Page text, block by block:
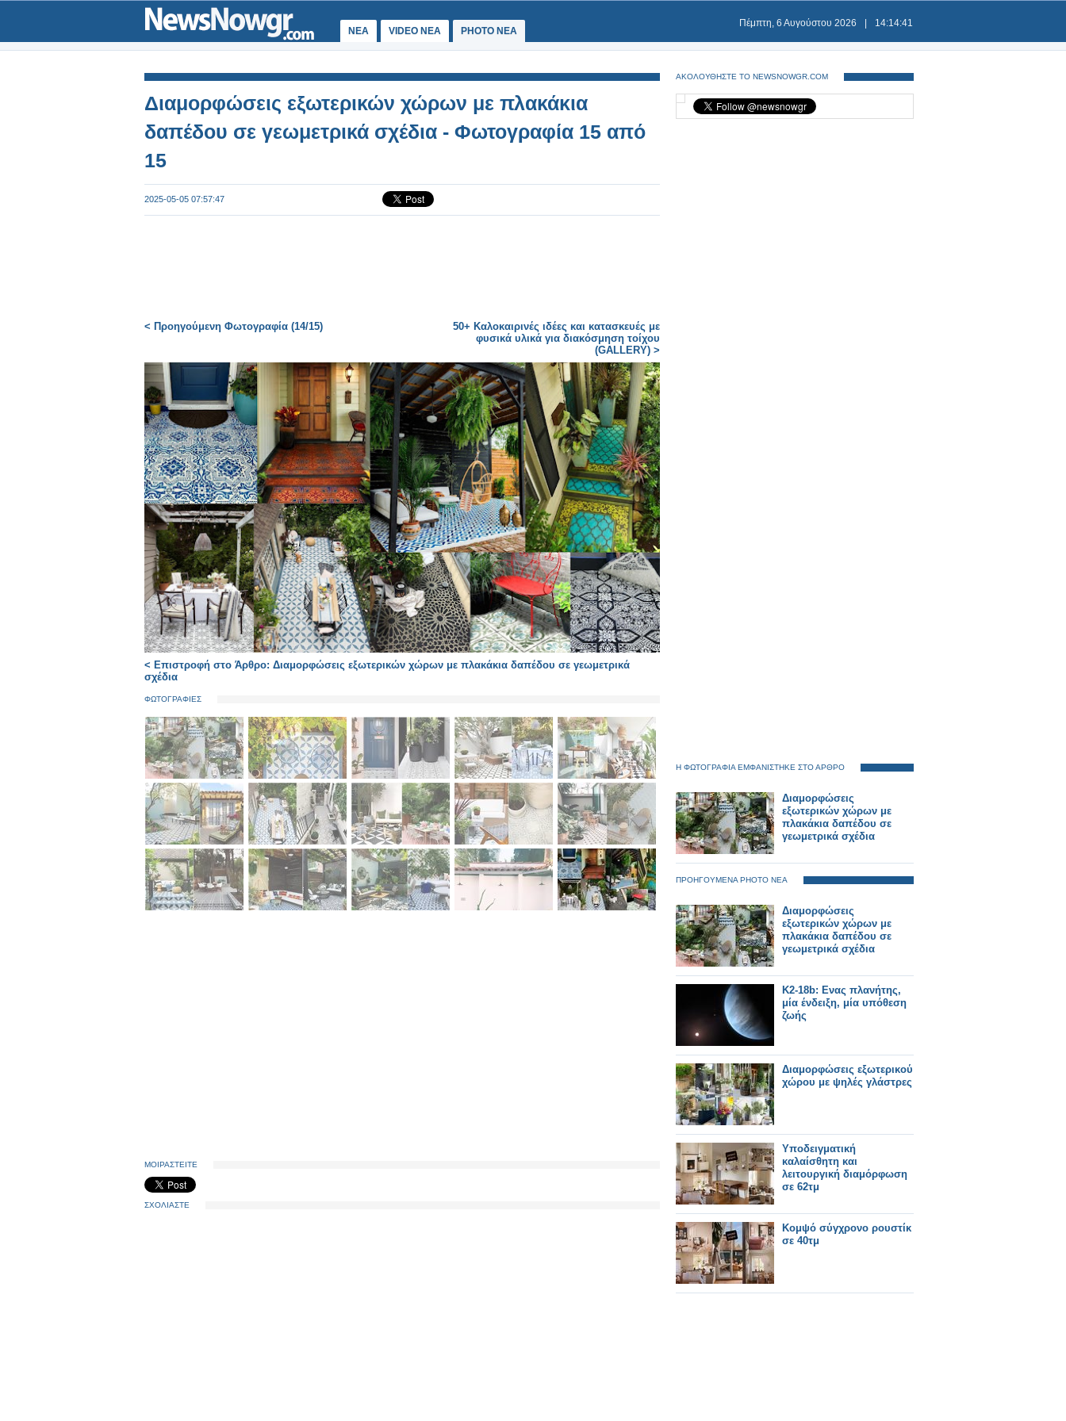
ΝΕΑ VIDEO NEA PHOTO NEA
Πέμπτη, 6 Αυγούστου 2026 14:14:41
Διαμορφώσεις εξωτερικών χώρων με πλακάκια
δαπέδου σε γεωμετρικά σχέδια - Φωτογραφία 15 από
15
2025-05-05 07:57:47
< Προηγούμενη Φωτογραφία (14/15)
50+ Καλοκαιρινές ιδέες και κατασκευές με
φυσικά υλικά για διακόσμηση τοίχου
(GALLERY) >
< Επιστροφή στο Άρθρο: Διαμορφώσεις εξωτερικών χώρων με πλακάκια δαπέδου σε γεωμετρικά
σχέδια
ΦΩΤΟΓΡΑΦΙΕΣ
ΜΟΙΡΑΣΤΕΙΤΕ
ΣΧΟΛΙΑΣΤΕ
ΑΚΟΛΟΥΘΗΣΤΕ ΤΟ NEWSNOWGR.COM
Η ΦΩΤΟΓΡΑΦΙΑ ΕΜΦΑΝΙΣΤΗΚΕ ΣΤΟ ΑΡΘΡΟ
Διαμορφώσεις
εξωτερικών χώρων με
πλακάκια δαπέδου σε
γεωμετρικά σχέδια
ΠΡΟΗΓΟΥΜΕΝΑ PHOTO ΝΕΑ
Διαμορφώσεις
εξωτερικών χώρων με
πλακάκια δαπέδου σε
γεωμετρικά σχέδια
K2-18b: Ενας πλανήτης,
μία ένδειξη, μία υπόθεση
ζωής
Διαμορφώσεις εξωτερικού
χώρου με ψηλές γλάστρες
Υποδειγματική
καλαίσθητη και
λειτουργική διαμόρφωση
σε 62τμ
Κομψό σύγχρονο ρουστίκ
σε 40τμ